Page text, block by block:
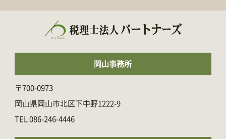
岡山事務所
〒700-0973
岡山県岡山市北区下中野1222-9
086-246-4446